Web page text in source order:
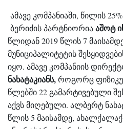
ამავე კომპანიაში, წილის
ბერიძის პარტნიორიააშოტ
წლიდან 2019 წლის 7
მუნიციპალიტეტის
იყო. ამავე კომპანიის
ნახატაკიანს,როგორც
წლებში 22 გამარტივებული
აქვს მიღებული. ალბერტ
წლის 5 მაისამდე,